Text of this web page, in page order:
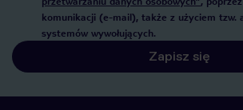
komunikacji (e-mail), także z użyciem tzw.
systemów wywołujących.
Zapisz się